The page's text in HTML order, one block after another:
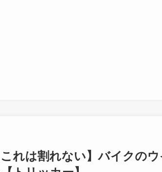
これは割れない】バイクの